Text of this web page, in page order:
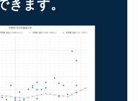
きます。